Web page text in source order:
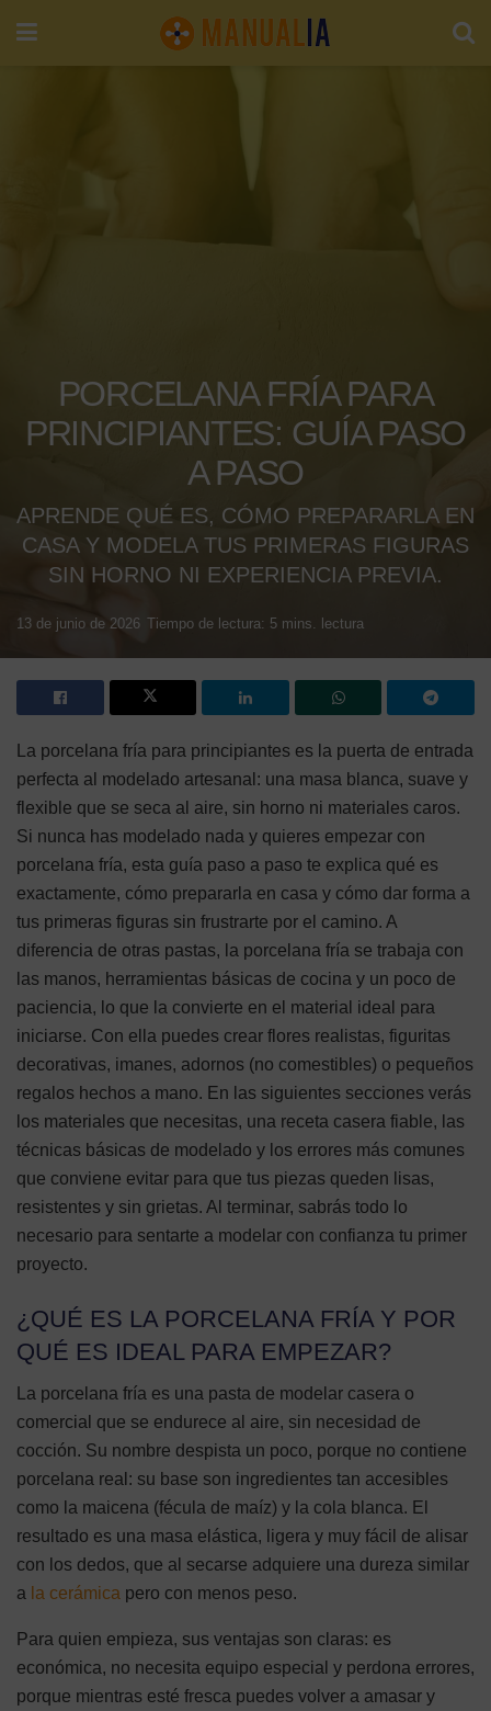
PORCELANA FRÍA PARA
PRINCIPIANTES: GUÍA PASO
A PASO
APRENDE QUÉ ES, CÓMO PREPARARLA EN
CASA Y MODELA TUS PRIMERAS FIGURAS
SIN HORNO NI EXPERIENCIA PREVIA.
13 de junio de 2026 Tiempo de lectura: 5 mins. lectura
La porcelana fría para principiantes es la puerta de entrada
perfecta al modelado artesanal: una masa blanca, suave y
flexible que se seca al aire, sin horno ni materiales caros.
Si nunca has modelado nada y quieres empezar con
porcelana fría, esta guía paso a paso te explica qué es
exactamente, cómo prepararla en casa y cómo dar forma a
tus primeras figuras sin frustrarte por el camino. A
diferencia de otras pastas, la porcelana fría se trabaja con
las manos, herramientas básicas de cocina y un poco de
paciencia, lo que la convierte en el material ideal para
iniciarse. Con ella puedes crear flores realistas, figuritas
decorativas, imanes, adornos (no comestibles) o pequeños
regalos hechos a mano. En las siguientes secciones verás
los materiales que necesitas, una receta casera fiable, las
técnicas básicas de modelado y los errores más comunes
que conviene evitar para que tus piezas queden lisas,
resistentes y sin grietas. Al terminar, sabrás todo lo
necesario para sentarte a modelar con confianza tu primer
proyecto.
¿QUÉ ES LA PORCELANA FRÍA Y POR
QUÉ ES IDEAL PARA EMPEZAR?
La porcelana fría es una pasta de modelar casera o
comercial que se endurece al aire, sin necesidad de
cocción. Su nombre despista un poco, porque no contiene
porcelana real: su base son ingredientes tan accesibles
como la maicena (fécula de maíz) y la cola blanca. El
resultado es una masa elástica, ligera y muy fácil de alisar
con los dedos, que al secarse adquiere una dureza similar
a la cerámica pero con menos peso.
Para quien empieza, sus ventajas son claras: es
económica, no necesita equipo especial y perdona errores,
porque mientras esté fresca puedes volver a amasar y